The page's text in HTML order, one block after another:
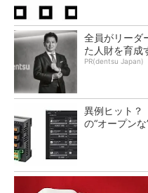
全員がリーダ
た人財を育成
PR(dentsu Japan)
異例ヒット
の“オープン